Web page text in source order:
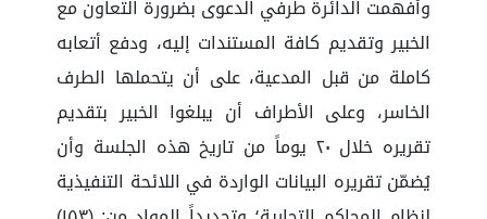
وأفهمت الدائرة طرفي الدعوى بضرورة التعاون مع
الخبير وتقديم كافة المستندات إليه، ودفع أتعابه
كاملة من قبل المدعية، على أن يتحملها الطرف
الخاسر، وعلى الأطراف أن يبلغوا الخبير بتقديم
تقريره خلال ٢٠ يوماً من تاريخ هذه الجلسة وأن
يُضمّن تقريره البيانات الواردة في اللائحة التنفيذية